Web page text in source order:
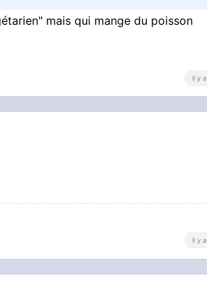
mais qui mange du poisson
il y
il y